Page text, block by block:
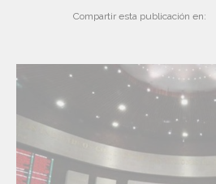
Compartir esta publicación en: